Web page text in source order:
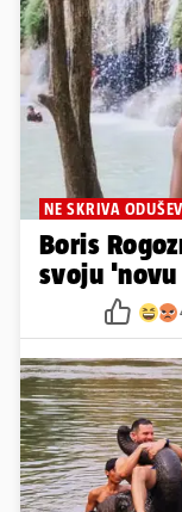
NE SKRIVA
Boris
svoju